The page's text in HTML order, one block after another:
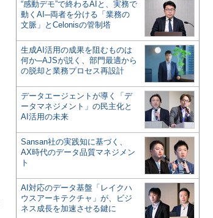
“感動デモ”で終わるAIと、実務で
動くAI─両者を分ける「業務の
文脈」とCelonisの管制塔
生成AI活用の成果を阻むものは
何か─AJSが説く、部門最適から
の脱却と業務プロセス再設計
データエージェントが導く「デ
ータマネジメント」の民主化と
AI活用の未来
Sansan社の実践知に基づく、
AX時代のデータ品質マネジメン
ト
AI対応のデータ基盤「レイクハ
ウスアーキテクチャ」が、ビジ
ネス成長を加速させる鍵に